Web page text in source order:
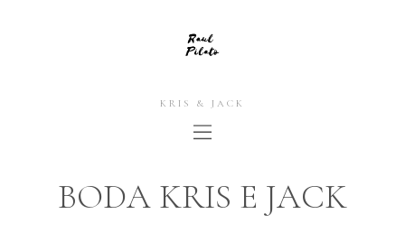
KRIS & JACK
BODA KRIS E JACK